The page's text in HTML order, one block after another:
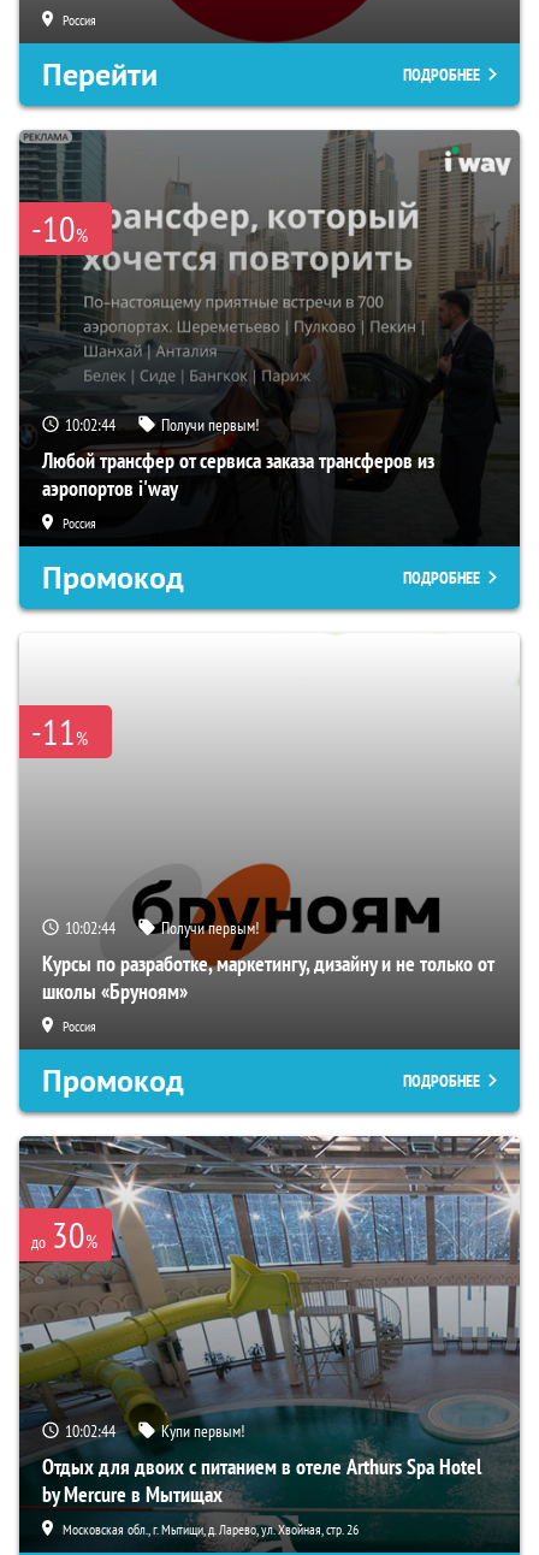
Россия
Перейти ПОДРОБНЕЕ
-10%
10:02:43 Получи первым!
Любой трансфер от сервиса заказа трансферов из
аэропортов i'way
Россия
Промокод ПОДРОБНЕЕ
-11%
10:02:43 Получи первым!
Курсы по разработке, маркетингу, дизайну и не только от
школы «Бруноям»
Россия
Промокод ПОДРОБНЕЕ
до 30%
10:02:43 Купи первым!
Отдых для двоих с питанием в отеле Arthurs Spa Hotel
by Mercure в Мытищах
Московская обл., г. Мытищи, д. Ларево, ул. Хвойная, стр. 26